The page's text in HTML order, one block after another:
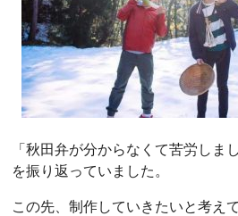
「秋田弁が分からなくて苦労しま
を振り返っていました。
この先、制作していきたいと考え